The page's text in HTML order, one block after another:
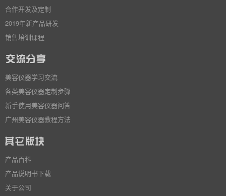
合作开发及定制
2019年新产品研发
销售培训课程
美容仪器学习交流
各类美容仪器定制步骤
新手使用美容仪器问答
广州美容仪器教程方法
产品百科
产品说明书下载
关于公司